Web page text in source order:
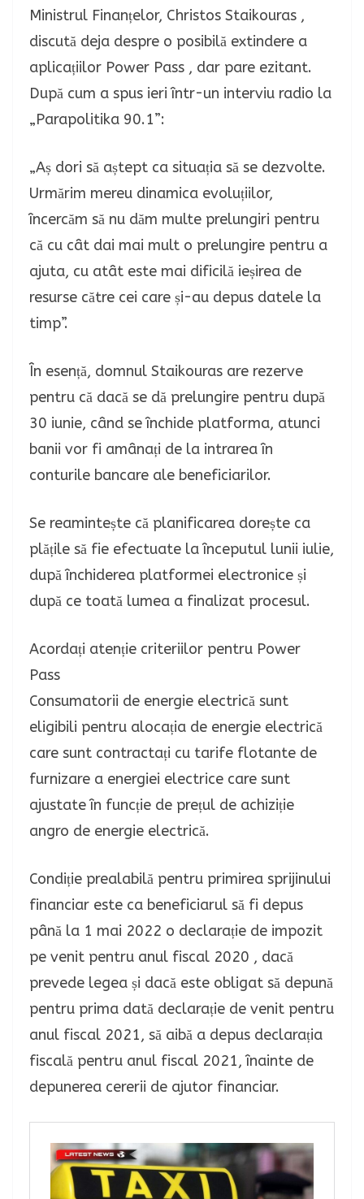
Ministrul Finanțelor, Christos Staikouras ,
discută deja despre o posibilă extindere a
aplicațiilor Power Pass , dar pare ezitant.
După cum a spus ieri într-un interviu radio la
„Parapolitika 90.1”:
„Aș dori să aștept ca situația să se dezvolte.
Urmărim mereu dinamica evoluțiilor,
încercăm să nu dăm multe prelungiri pentru
că cu cât dai mai mult o prelungire pentru a
ajuta, cu atât este mai dificilă ieșirea de
resurse către cei care și-au depus datele la
timp”.
În esență, domnul Staikouras are rezerve
pentru că dacă se dă prelungire pentru după
30 iunie, când se închide platforma, atunci
banii vor fi amânați de la intrarea în
conturile bancare ale beneficiarilor.
Se reamintește că planificarea dorește ca
plățile să fie efectuate la începutul lunii iulie,
după închiderea platformei electronice și
după ce toată lumea a finalizat procesul.
Acordați atenție criteriilor pentru Power
Pass
Consumatorii de energie electrică sunt
eligibili pentru alocația de energie electrică
care sunt contractați cu tarife flotante de
furnizare a energiei electrice care sunt
ajustate în funcție de prețul de achiziție
angro de energie electrică.
Condiție prealabilă pentru primirea sprijinului
financiar este ca beneficiarul să fi depus
până la 1 mai 2022 o declarație de impozit
pe venit pentru anul fiscal 2020 , dacă
prevede legea și dacă este obligat să depună
pentru prima dată declarație de venit pentru
anul fiscal 2021, să aibă a depus declarația
fiscală pentru anul fiscal 2021, înainte de
depunerea cererii de ajutor financiar.